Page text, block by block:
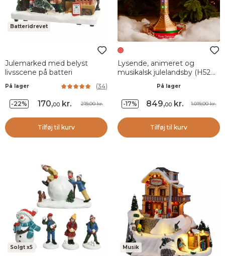
Batteridrevet
Julemarked med belyst
livsscene på batteri
På lager (34)
-22% 170,00 kr. 219,00 kr.
Tilføj til kurv
Lysende, animeret og
musikalsk julelandsby (H52
cm) Sensationskarussel
På lager
-17% 849,00kr. 1.019,00 kr.
Tilføj til kurv
Solgt x5 Musik